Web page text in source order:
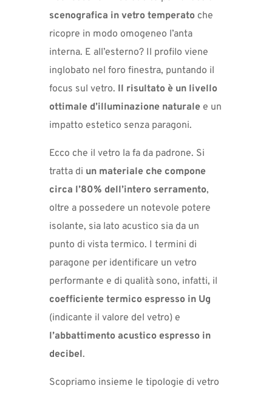
scenografica in vetro temperatoche
ricopre in modo omogeneo l’anta
interna. E all’esterno? Il profilo viene
inglobato nel foro finestra, puntando il
focus sul vetro. Il risultato è un livello
ottimale d’illuminazione naturalee un
impatto estetico senza paragoni.
Ecco che il vetro la fa da padrone. Si
tratta di un materiale che compone
circa l’80% dell’intero serramento,
oltre a possedere un notevole potere
isolante, sia lato acustico sia da un
punto di vista termico. I termini di
paragone per identificare un vetro
performante e di qualità sono, infatti, il
coefficiente termico espresso in Ug
(indicante il valore del vetro) e
l’abbattimento acustico espresso in
decibel.
Scopriamo insieme le tipologie di vetro